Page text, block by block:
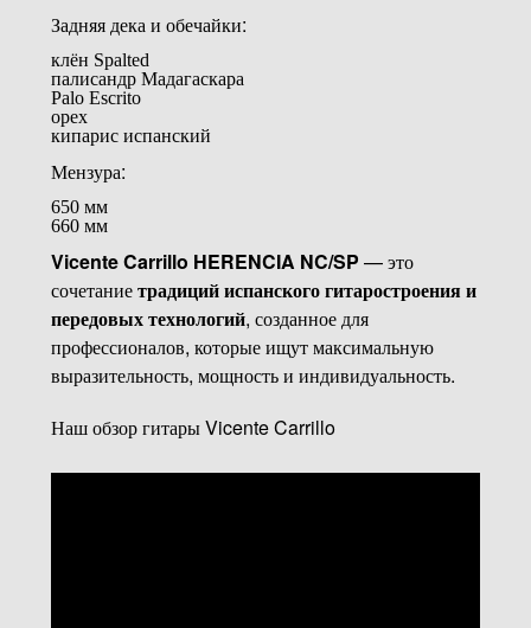
Задняя дека и обечайки:
клён Spalted
палисандр Мадагаскара
Palo Escrito
орех
кипарис испанский
Мензура:
650 мм
660 мм
Vicente Carrillo HERENCIA NC/SP — это
сочетаниетрадиций испанского гитаростроения и
передовых технологий, созданное для
профессионалов, которые ищут максимальную
выразительность, мощность и индивидуальность.
Наш обзор гитары Vicente Carrillo